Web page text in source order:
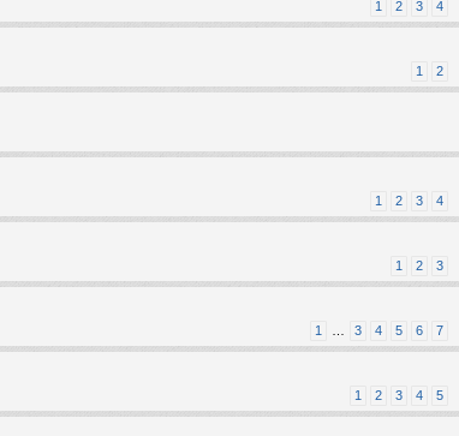
1 2 3 4
1 2
1 2 3 4
1 2 3
1 … 3 4 5 6 7
1 2 3 4 5